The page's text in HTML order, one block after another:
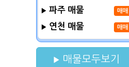
파주 매물 매매
연천 매물 매매
매물모두보기